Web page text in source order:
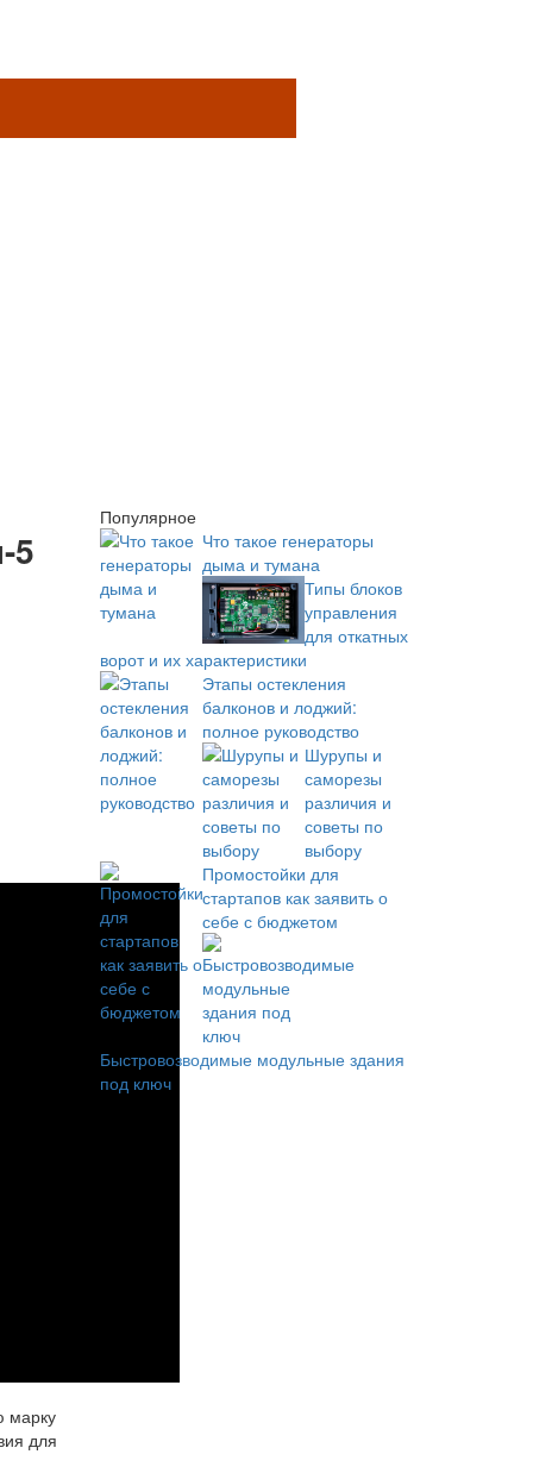
5
марку
для
Популярное
Что такое генераторы
дыма и тумана
Типы блоков
управления
для откатных
ворот и их характеристики
Этапы остекления
балконов и лоджий:
полное руководство
Шурупы и
саморезы
различия и
советы по
выбору
Промостойки для
стартапов как заявить о
себе с бюджетом
Быстровозводимые модульные здания
под ключ